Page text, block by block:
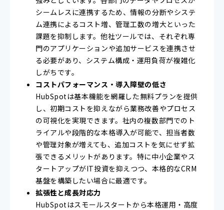
シームレスに連携するため、情報の分断やシステ
ム連携によるコスト増、管理工数の増大といった
課題を抑制します。他社ツールでは、それぞれ専
門のアプリケーションや追加サービスを連携させ
る必要があり、システム構成・運用負荷が複雑化
しがちです。
コストパフォーマンス・導入障壁の低さ
HubSpotは基本機能を網羅した無料プランを提供
し、初期コストを抑えながら業務改善やプロセス
の可視化を実現できます。社内の複数部門でのト
ライアルや段階的な本格導入が可能で、担当者数
や管理対象が増えても、追加コストを気にせず拡
張できるメリットがあります。特に中小企業やス
タートアップがIT投資を抑えつつ、本格的なCRM
基盤を構築したい場合に最適です。
拡張性と成長対応力
HubSpotはスモールスタートから本格運用・高度